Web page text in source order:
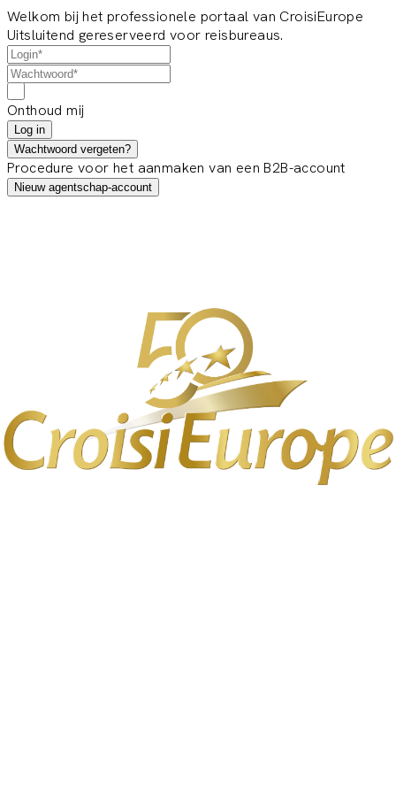
Welkom bij het professionele portaal van CroisiEurope
Uitsluitend gereserveerd voor reisbureaus.
Onthoud mij
Log in
Wachtwoord vergeten?
Procedure voor het aanmaken van een B2B-account
Nieuw agentschap-account